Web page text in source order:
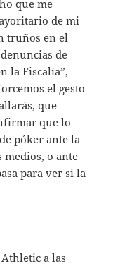
que me
de mi
truños en el
de
la Fiscalía”,
el gesto
que
que lo
póker ante la
o ante
para ver si la
a las